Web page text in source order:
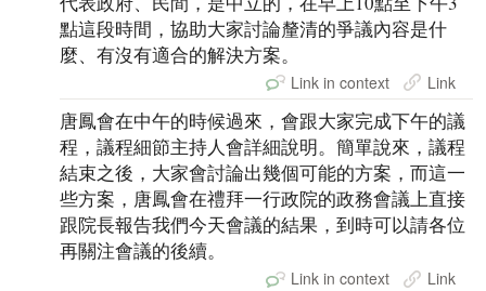
點這段時間，協助大家討論釐清的爭議內容是什
麼、有沒有適合的解決方案。
Link in context Link
唐鳳會在中午的時候過來，會跟大家完成下午的議
程，議程細節主持人會詳細說明。簡單說來，議程
結束之後，大家會討論出幾個可能的方案，而這一
些方案，唐鳳會在禮拜一行政院的政務會議上直接
跟院長報告我們今天會議的結果，到時可以請各位
再關注會議的後續。
Link in context Link